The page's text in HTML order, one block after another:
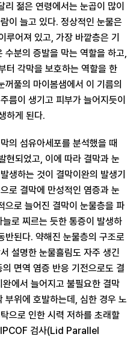
젊은 연령에서는 눈곱이 많이
이 늘고 있다. 정상적인 눈물은
루어져 있고, 가장 바깥층은 기
수분의 증발을 막는 역할을 하고,
터 각막을 보호하는 역할을 한
풀의 마이봄샘에서 이 기름의
름이 생기고 피부가 늘어지듯이
하게 된다.
의 섬유아세포를 분석했을 때
현되었고, 이에 따라 결막과 눈
생하는 것이 결막이완의 발생기
로 결막에 만성적인 염증과 눈
으로 늘어진 결막이 눈물층을 파
로 찌르는 듯한 통증이 발생하
반된다. 약해진 눈물층의 구조로
설명한 눈물흘림도 자주 생긴
면역 염증 반응 기전으로도 결
에서 늘어지고 불필요한 결막
부위에 호발하는데, 심한 경우 노
으로 인한 시력 저하를 초래할
검사(Lid Parallel